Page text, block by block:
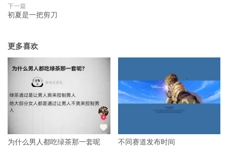
下一篇
初夏是一把剪刀
更多喜欢
为什么男人都吃绿茶那一套呢 不同赛道发布时间